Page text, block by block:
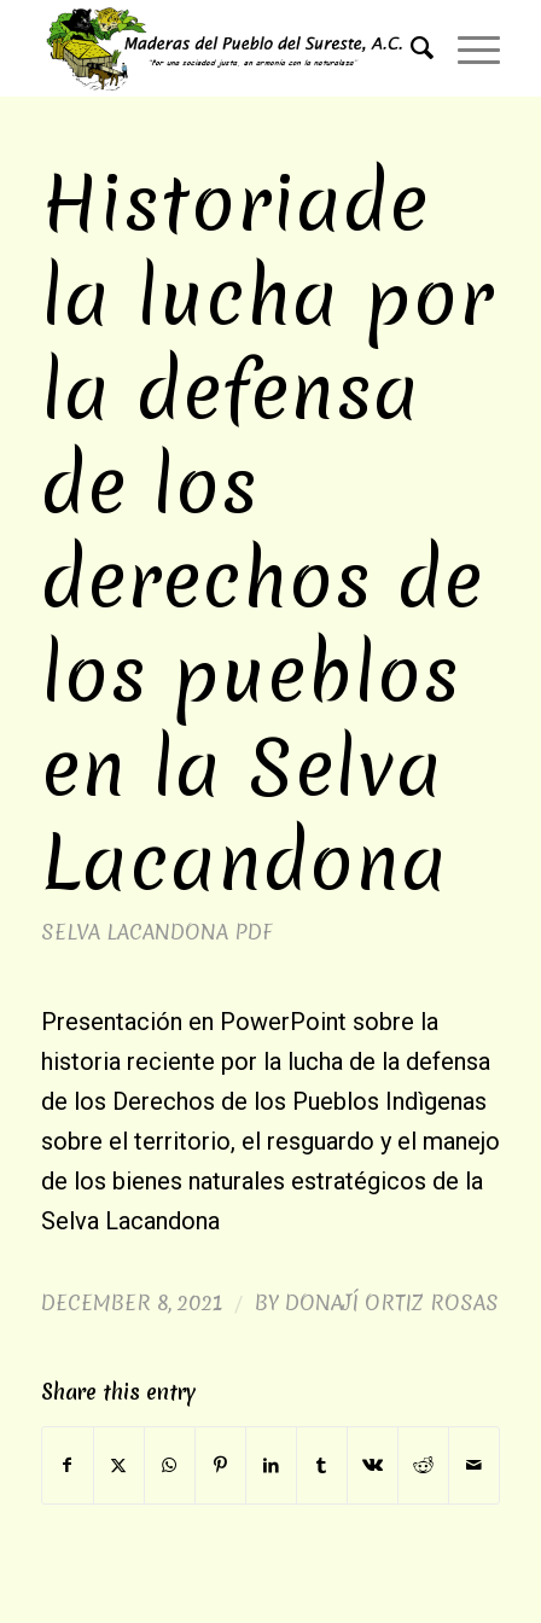
Historiade
la lucha por
la defensa
de los
derechos de
los pueblos
en la Selva
Lacandona
SELVA LACANDONA PDF
Presentación en PowerPoint sobre la
historia reciente por la lucha de la defensa
de los Derechos de los Pueblos Indìgenas
sobre el territorio, el resguardo y el manejo
de los bienes naturales estratégicos de la
Selva Lacandona
DECEMBER 8, 2021 / BY DONAJÍ ORTIZ ROSAS
Share this entry